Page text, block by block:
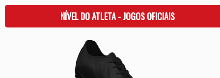
NÍVEL DO ATLETA - JOGOS OFICIAIS